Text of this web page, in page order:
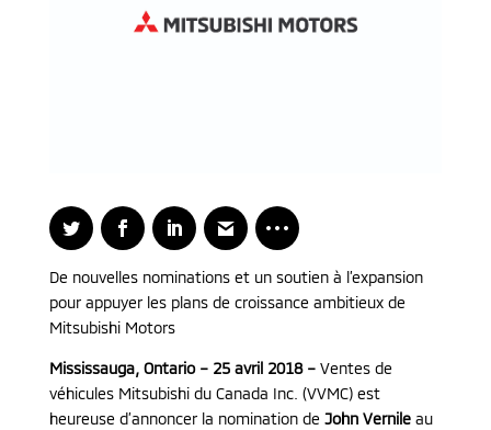
De nouvelles nominations et un soutien à l’expansion
pour appuyer les plans de croissance ambitieux de
Mitsubishi Motors
Mississauga, Ontario – 25 avril 2018 – Ventes de
véhicules Mitsubishi du Canada Inc. (VVMC) est
heureuse d’annoncer la nomination de John Vernileau